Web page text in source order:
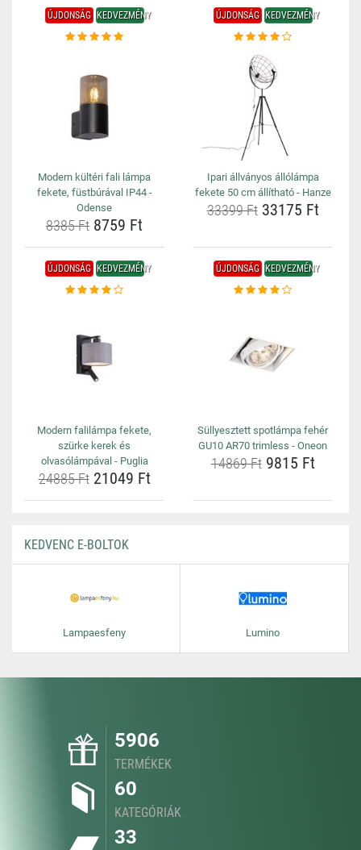
ÚJDONSÁG KEDVEZMÉNY
Modern kültéri fali lámpa
fekete, füstbúrával IP44 -
Odense
8385 Ft 8759 Ft
ÚJDONSÁG KEDVEZMÉNY
Ipari állványos állólámpa
fekete 50 cm állítható - Hanze
33399 Ft33175 Ft
ÚJDONSÁG KEDVEZMÉNY
Modern falilámpa fekete,
szürke kerek és
olvasólámpával - Puglia
24885 Ft21049 Ft
ÚJDONSÁG KEDVEZMÉNY
Süllyesztett spotlámpa fehér
GU10 AR70 trimless - Oneon
14869 Ft9815 Ft
KEDVENC E-BOLTOK
Lampaesfeny Lumino
5906
TERMÉKEK
60
KATEGÓRIÁK
33